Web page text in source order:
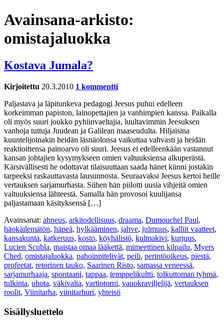
Avainsana-arkisto:
omistajaluokka
Kostava Jumala?
Kirjoitettu 20.3.2010 1 kommentti
Paljastava ja läpitunkeva pedagogi Jeesus puhui edelleen
korkeimman papiston, lainopettajien ja vanhimpien kanssa. Paikalla
oli myös suuri joukko pyhiinvaeltajia, luultavimmin Jeesuksen
vanhoja tuttuja Juudean ja Galilean maaseudulta. Hiljaisina
kuuntelijoinakin heidän läsnäolonsa vaikuttaa vahvasti ja heidän
reaktioittensa painoarvo oli suuri. Jeesus ei edelleenkään vastannut
kansan johtajien kysymykseen omien valtuuksiensa alkuperästä.
Kärsivällisesti he odottavat tilaisuuttaan saada hänet kiinni jostakin
tarpeeksi raskauttavasta lausunnosta. Seuraavaksi Jeesus kertoi heille
vertauksen sarjamurhasta. Siihen hän piilotti uusia vihjeitä omien
valtuuksiensa lähteestä. Samalla hän provosoi kuulijansa
paljastamaan käsityksensä […]
Avainsanat: ahneus, arkitodellisuus, draama, Dumouchel Paul,
häokäilemätön, häpeä, hylkääminen, jahve, julmuus, kalliit vaatteet,
kansakunta, katkeruus, kosto, köyhälistö, kulmakivi, kurjuus,
Lucien Scubla, maistaa omaa lääkettä, mimeettinen kilpailu, Myers
Ched, omistajaluokka, pahoinpitelivät, peili, perintöoikeus, piestä,
profeetat, retorinen tauko, Saarinen Risto, samassa veneessä,
sarjamurhaaja, spontaani, tappaa, temppelikultti, tolkuttoman tyhmä,
tulkinta, uhota, väkivalta, vartiotorni, vauokraviljelijä, vertauksen
roolit, Viinitarha, viinitarhuri, yhteisö
Sisällysluettelo